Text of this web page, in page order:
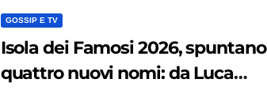
GOSSIP E TV
Isola dei Famosi 2026, spuntano
quattro nuovi nomi: da Luca